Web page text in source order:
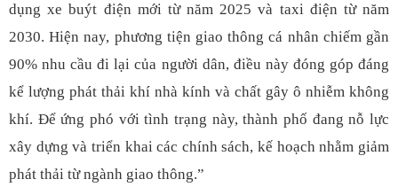
dụng xe buýt điện mới từ năm 2025 và taxi điện từ năm
2030. Hiện nay, phương tiện giao thông cá nhân chiếm gần
90% nhu cầu đi lại của người dân, điều này đóng góp đáng
kể lượng phát thải khí nhà kính và chất gây ô nhiễm không
khí. Để ứng phó với tình trạng này, thành phố đang nỗ lực
xây dựng và triển khai các chính sách, kế hoạch nhằm giảm
phát thải từ ngành giao thông.”